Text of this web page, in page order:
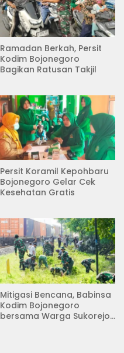
Ramadan Berkah, Persit
Kodim Bojonegoro
Bagikan Ratusan Takjil
Persit Koramil Kepohbaru
Bojonegoro Gelar Cek
Kesehatan Gratis
Mitigasi Bencana, Babinsa
Kodim Bojonegoro
bersama Warga Sukorejo